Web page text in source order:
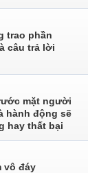
trao phần
câu trả lời
mặt người
hành động sẽ
hay thất bại
vô đáy